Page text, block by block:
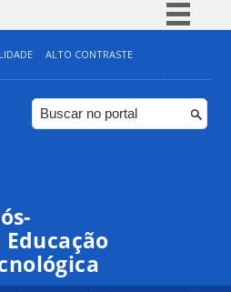
Simplifique!
Comunica BR
Participe
ALTO CONTRASTE